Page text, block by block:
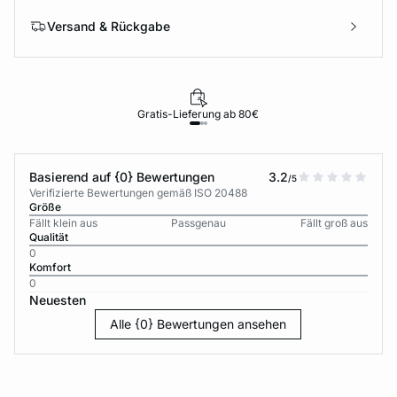
Versand & Rückgabe
Gratis-Lieferung ab 80€
Basierend auf {0} Bewertungen 3.2/5
Verifizierte Bewertungen gemäß ISO 20488
Größe
Fällt klein aus
Passgenau
Fällt groß aus
Qualität
0
Komfort
0
Neuesten
Alle {0} Bewertungen ansehen